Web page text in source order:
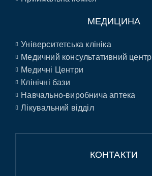
МЕДИЦИНА
Університетська клініка
Медичний консультативний центр
Медичні Центри
Клінічні бази
Навчально-виробнича аптека
Лікувальний відділ
КОНТАКТИ